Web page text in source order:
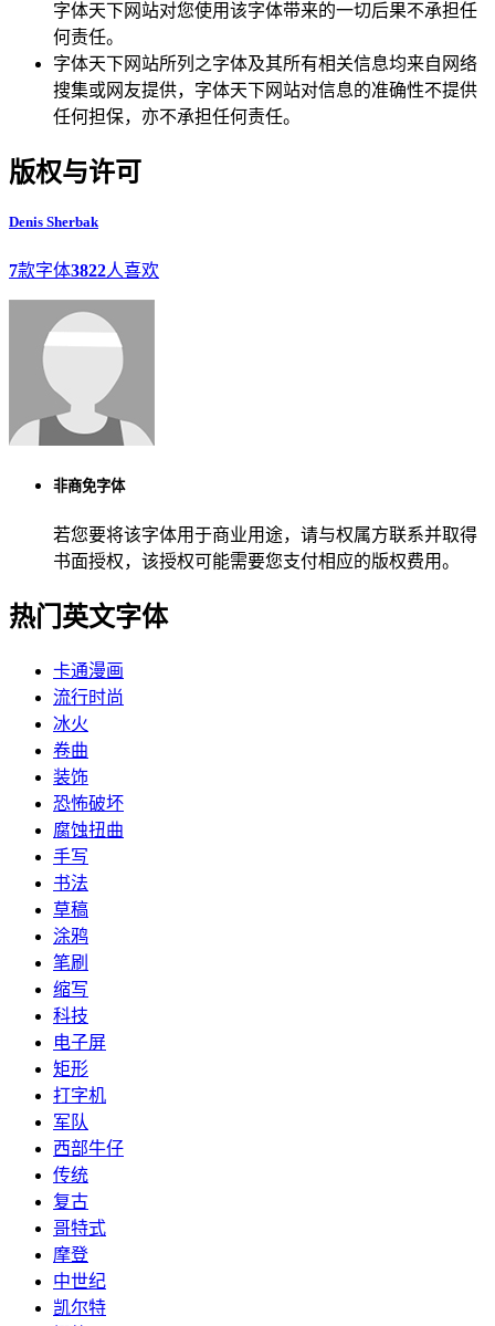
字体天下网站对您使用该字体带来的一切后果不承担任
何责任。
字体天下网站所列之字体及其所有相关信息均来自网络
搜集或网友提供，字体天下网站对信息的准确性不提供
任何担保，亦不承担任何责任。
版权与许可
Denis Sherbak
7款字体3822人喜欢
非商免字体
若您要将该字体用于商业用途，请与权属方联系并取得
书面授权，该授权可能需要您支付相应的版权费用。
热门英文字体
卡通漫画
流行时尚
冰火
卷曲
装饰
恐怖破坏
腐蚀扭曲
手写
书法
草稿
涂鸦
笔刷
缩写
科技
电子屏
矩形
打字机
军队
西部牛仔
传统
复古
哥特式
摩登
中世纪
凯尔特